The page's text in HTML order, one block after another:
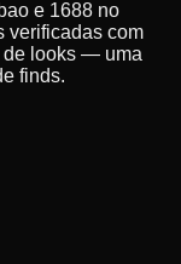
e 1688 no
verificadas com
de looks — uma
finds.